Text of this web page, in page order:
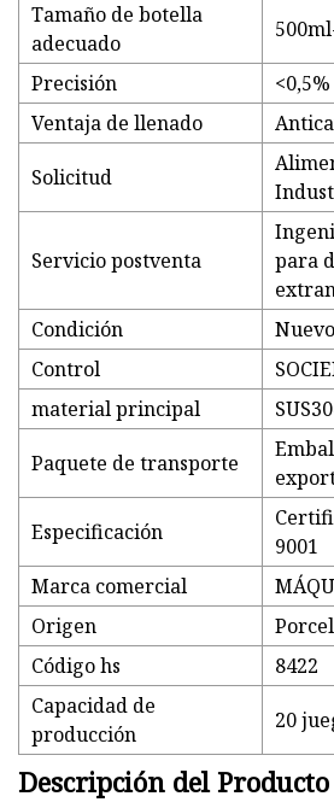
Tamaño de botella
adecuado
Precisión
<0,5%
Ventaja de llenado
Solicitud
Servicio postventa
para
Condición
Nuevo
Control
material principal
Paquete de transporte
Especificación
9001
Marca comercial
Origen
Código hs
8422
Capacidad de
producción
20
Descripción del Producto